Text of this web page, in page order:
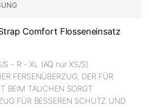
Comfort Flosseneinsatz
S - R - XL (AQ nur XS/S)
FERSENÜBERZUG, DER FÜR
BEIM TAUCHEN SORGT
FÜR BESSEREN SCHUTZ UND